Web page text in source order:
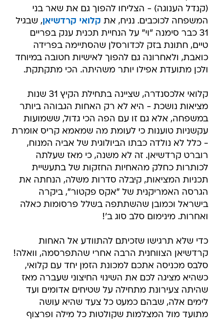
(קנדל הענוגה) - הצליחו להפוך גם את שאר בני
המשפחה לכוכבים. נניח, את קלואי קרדשיאן, שבגיל
31 כבר סימנה "וי" על הנחיית תכנית ענק בפריים
טיים, חתונת בזק לכדורסלן שהסתיימה בפרידה
כואבת, ולאחרונה גם להפוך לאישיות חטובה במיוחד
ולכן מתועדת אפילו יותר משהיתה. הכי מתקתקת.
קלואי אלכסנדרה, שציינה בתחילת הקיץ 31 שנות
מציאות נושכת - היא לא רק האחות הגבוהה ביותר
במשפחה, אלא גם זו עם הפה הכי גדול, ששמועות
עקשניות טוענות כי לעומת מה שמאמא קריס אומרת
- כלל לא נולדה כבתו הביולוגית של אביה המנוח,
רוברט קרדשיאן. זה לא משנה, כי מאז שעלתה
לכותרות כחלק מהאחיות החזקות של בתעשיית
תכניות המציאות, קיבלה סדרות משלה, הנחתה את
הגרסה האמריקנית של "אקס פקטור", ביקרה
בישראל וכמובן שהשתתפה בשלל פרסומות כאלה
ואחרות. מינימום סלב סוג ב'!
כדי שלא תרגישו שזכיתם להתוודע אל האחות
קרדשיאן הצווחנית הרבה אחרי שהתפרסמה, וואלה!
סלבס מכניסה אתכם למכונת הזמן יחד עם קלואי,
כשהיא מציגה לכם את השינוי החיצוני שעברה מאז
שהיתה צעירונת מתחילה על שטיחים אדומים ועד
לימים אלה, שבהם כמעט כל צעד שהיא עושה
מתועד מול המצלמות שקולטות כל מילה ופרצוף